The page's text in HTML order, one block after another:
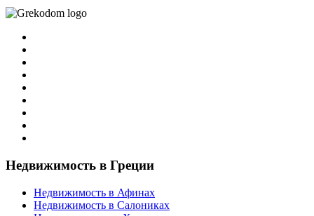
Недвижимость в Греции
Недвижимость в Афинах
Недвижимость в Салониках